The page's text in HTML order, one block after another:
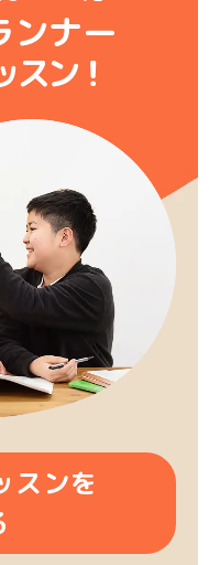
ンナー
スン！
スンを